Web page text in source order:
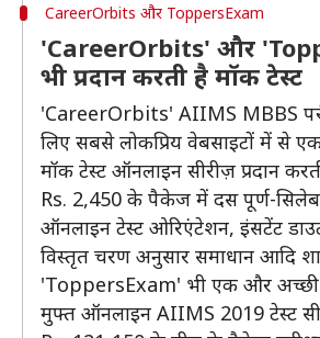
CareerOrbits और ToppersExam
'CareerOrbits' और
भी प्रदान करती है मॉक टेस्ट
'CareerOrbits' AIIMS MBBS
लिए सबसे लोकप्रिय वेबसाइटों में से
मॉक टेस्ट ऑनलाइन सीरीज़ प्रदान
Rs. 2,450 के पैकेज में दस पूर्ण-
ऑनलाइन टेस्ट ओरिएंटेशन, इंसटेंट
विस्तृत चरण अनुसार समाधान आदि
'ToppersExam' भी एक और अच्छी
मुफ्त ऑनलाइन AIIMS 2019 टेस्ट